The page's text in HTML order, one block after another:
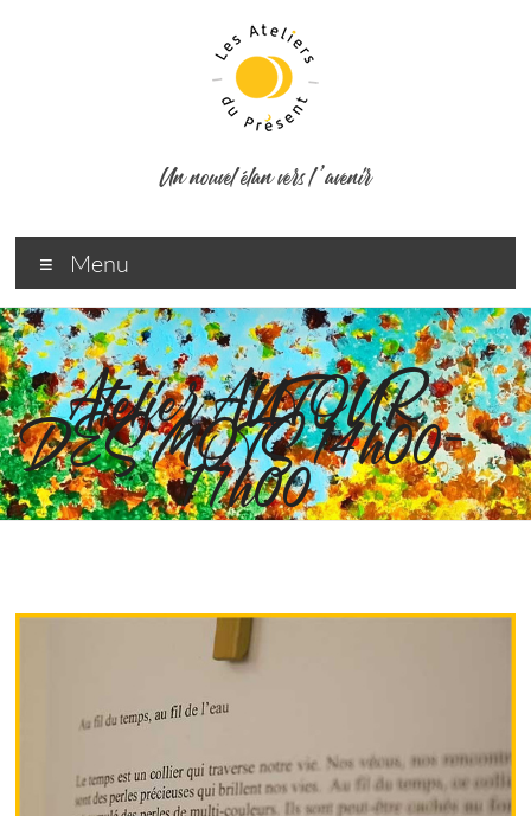
Un nouvel élan vers l ’avenir
Menu
Atelier AUTOUR
DES MOTS 14h00-
17h00